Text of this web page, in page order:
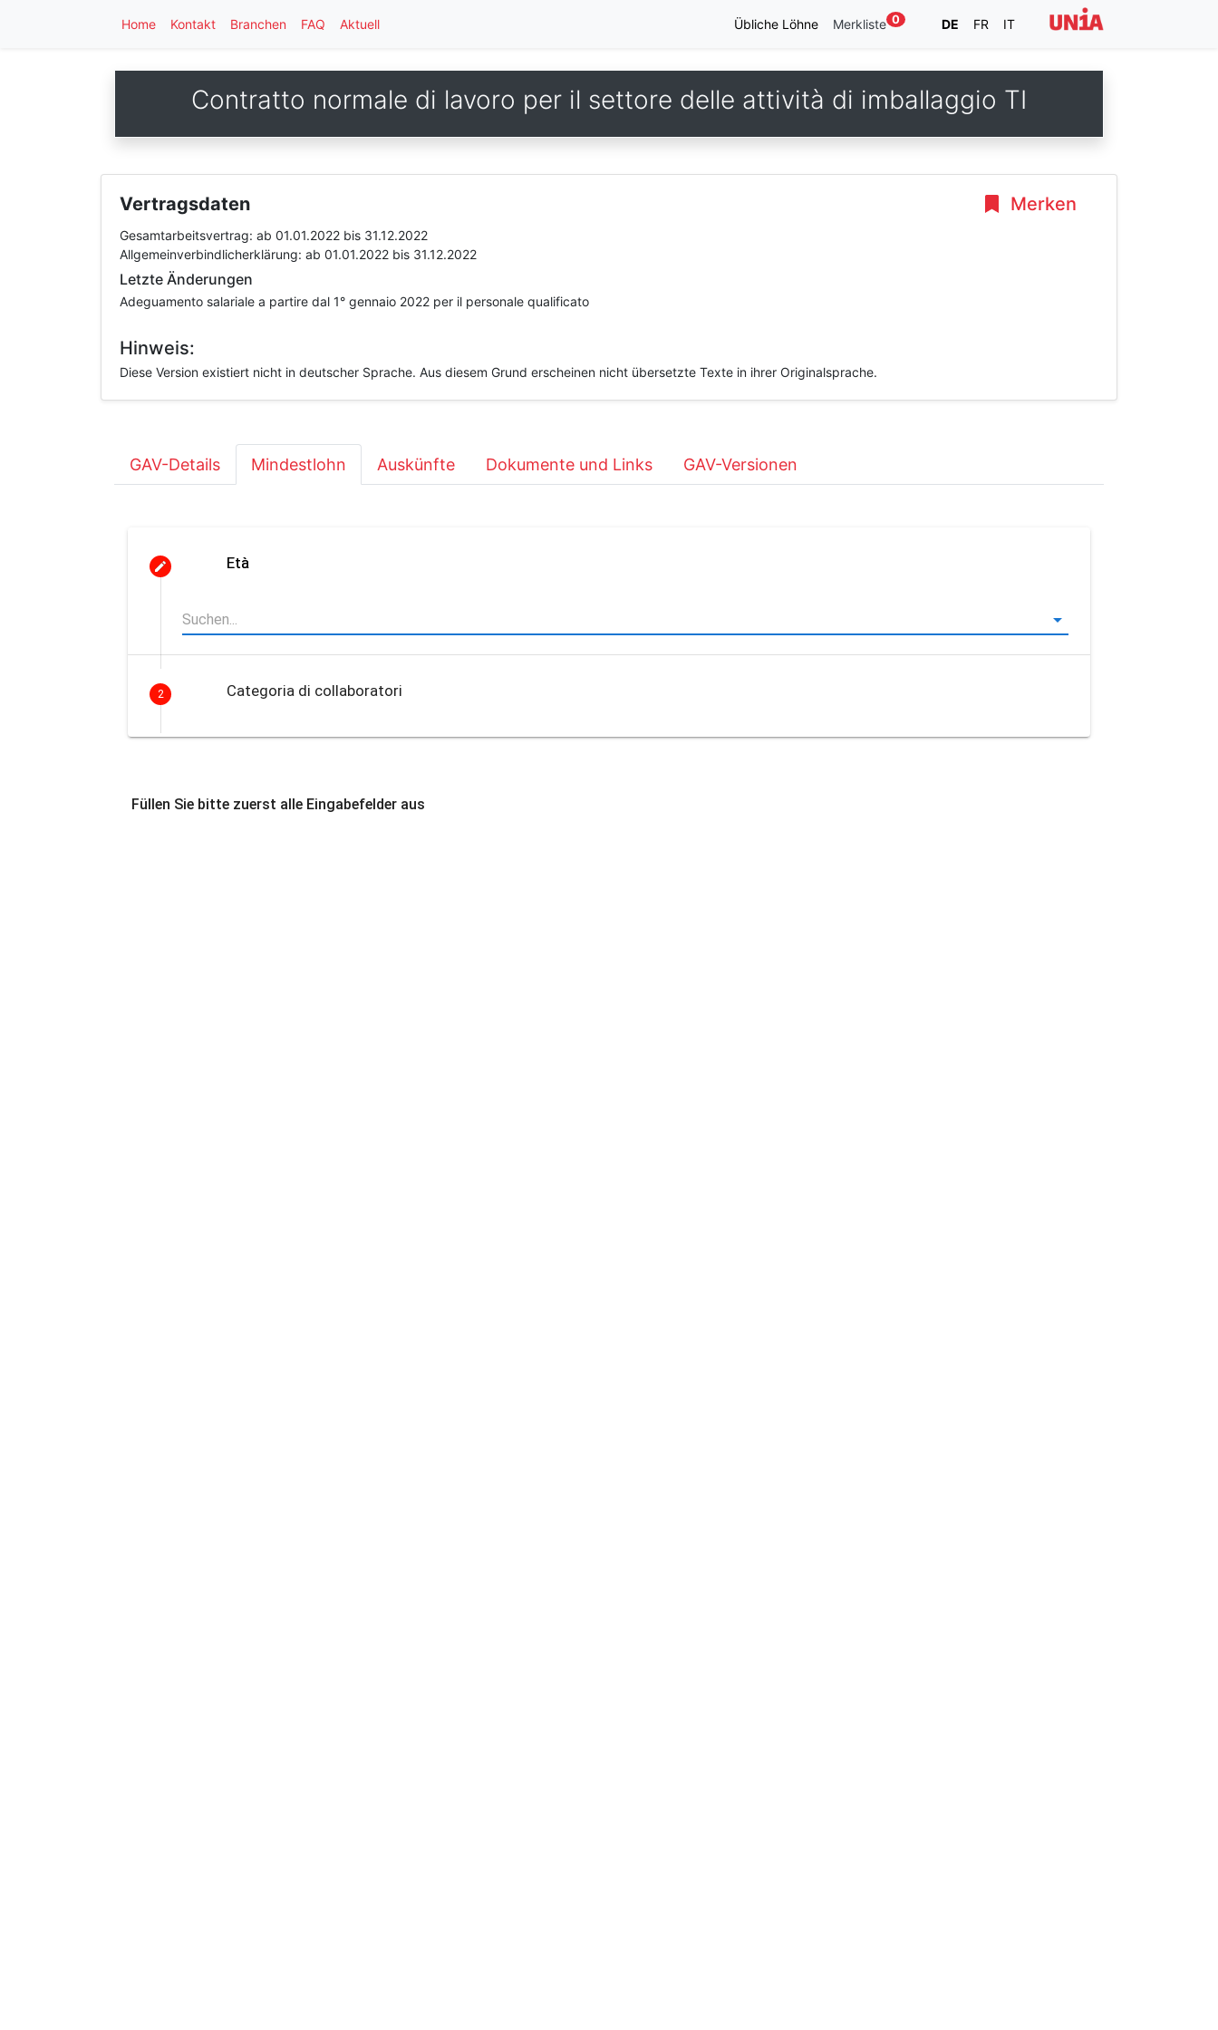
Home Kontakt Branchen FAQ Aktuell Übliche Löhne Merkliste 0 DE FR IT
Contratto normale di lavoro per il settore delle attività di imballaggio TI
Merken
Vertragsdaten
Gesamtarbeitsvertrag: ab 01.01.2022 bis 31.12.2022
Allgemeinverbindlicherklärung: ab 01.01.2022 bis 31.12.2022
Letzte Änderungen
Adeguamento salariale a partire dal 1° gennaio 2022 per il personale qualificato
Hinweis:
Diese Version existiert nicht in deutscher Sprache. Aus diesem Grund erscheinen nicht übersetzte Texte in ihrer Originalsprache.
GAV-Details Mindestlohn Auskünfte Dokumente und Links GAV-Versionen
Età
2 Categoria di collaboratori
Füllen Sie bitte zuerst alle Eingabefelder aus